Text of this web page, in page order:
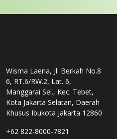
Wisma Laena, Jl. Berkah No.8
6, RT.6/RW.2, Lat. 6,
Manggarai Sel., Kec. Tebet,
Kota Jakarta Selatan, Daerah
Khusus Ibukota Jakarta 12860
+62 822-8000-7821